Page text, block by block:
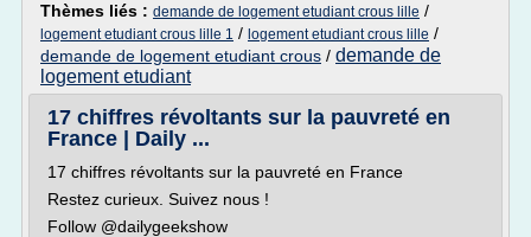
Thèmes liés : demande de logement etudiant crous lille /
logement etudiant crous lille 1 / logement etudiant crous lille /
demande de logement etudiant crous / demande de
logement etudiant
17 chiffres révoltants sur la pauvreté en
France | Daily ...
17 chiffres révoltants sur la pauvreté en France
Restez curieux. Suivez nous !
Follow @dailygeekshow